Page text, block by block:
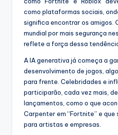
como plataformas sociais,
significa encontrar os amigos.
mundial por mais segurança
reflete a força dessa
A IA generativa já começa a
desenvolvimento de jogos,
para frente. Celebridades e
participarão, cada vez mais,
lançamentos, como o que
Carpenter em “Fortnite” e
para artistas e empresas.